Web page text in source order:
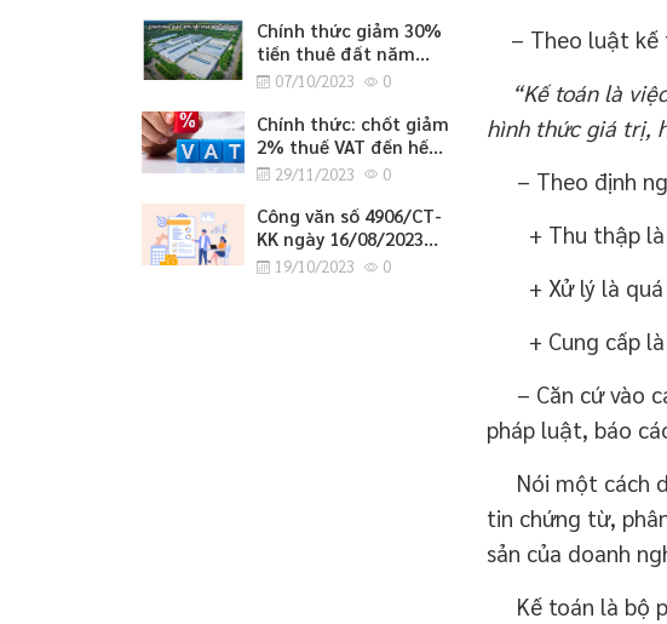
Chính thức giảm 30%
tiền thuê đất năm
202307/10/2023 0
Chính thức: chốt giảm
2% thuế VAT đến hết
tháng 6/2024
29/11/2023 0
Công văn số 4906/CT-
KK ngày 16/08/2023
của cục thuế tỉnh
19/10/2023 0
– Theo luật kế
“Kế toán là
hình thức giá trị,
– Theo định
+ Thu thập là
+ Xử lý là quá
+ Cung cấp là
– Căn cứ vào
pháp luật, báo
Nói một cách
tin chứng từ,
sản của doanh
Kế toán là bộ